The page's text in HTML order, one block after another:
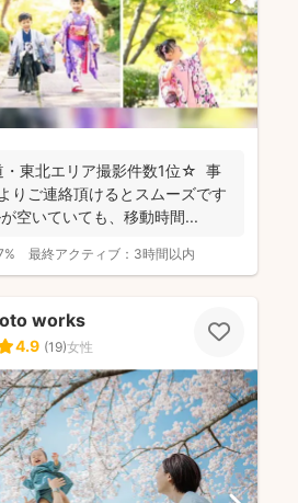
東北エリア撮影件数1位☆ 事
りご連絡頂けるとスムーズです
空いていても、移動時間...
最終アクティブ： 3時間以内
works
4.9 (19)女性